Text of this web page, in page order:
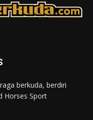
berkuda, berdiri
Horses Sport